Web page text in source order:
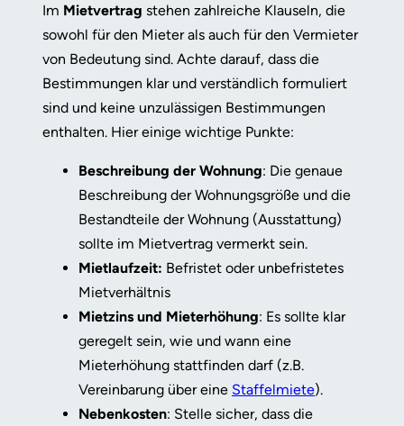
Im Mietvertrag stehen zahlreiche Klauseln, die
sowohl für den Mieter als auch für den Vermieter
von Bedeutung sind. Achte darauf, dass die
Bestimmungen klar und verständlich formuliert
sind und keine unzulässigen Bestimmungen
enthalten. Hier einige wichtige Punkte:
Beschreibung der Wohnung: Die genaue
Beschreibung der Wohnungsgröße und die
Bestandteile der Wohnung (Ausstattung)
sollte im Mietvertrag vermerkt sein.
Mietlaufzeit: Befristet oder unbefristetes
Mietverhältnis
Mietzins und Mieterhöhung: Es sollte klar
geregelt sein, wie und wann eine
Mieterhöhung stattfinden darf (z.B.
Vereinbarung über eine Staffelmiete).
Nebenkosten: Stelle sicher, dass die